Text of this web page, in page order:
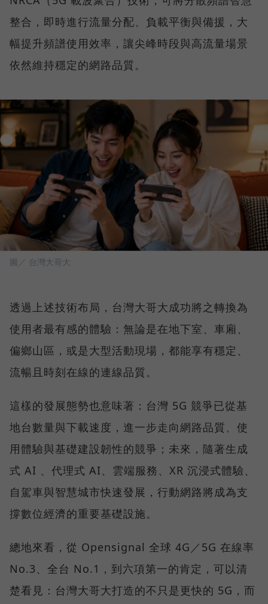
整合，即時進行流量分配、負載平衡與備援，大
幅提升頻譜使用效率，讓尖峰時段與高流量場景
依然維持穩定的網路品質。
圖／ 台灣大哥大
透過上述技術布局，台灣大哥大成功將之轉換為
使用者最有感的體驗：無論是在地下室、車廂、
偏鄉山區，或是大型活動現場，都能享有穩定、
流暢且時刻在線的連線品質。
這樣的發展態勢也意味著：台灣 5G 競爭已從基
地台數量與下載速度，進一步走向網路品質、使
用體驗與基礎建設韌性的競爭；未來，隨著生成
式 AI 、代理式 AI、雲端服務、XR 沉浸式體驗、
自駕車與智慧城市快速發展，行動網路將成為支
撐數位經濟的重要基礎設施。
總地來看，從 Opensignal 全球 4G／5G 在線率
No.3、全台 No.1，到六項第一的肯定，可以清
楚看見：台灣大哥大打造的不只是更快的 5G，而